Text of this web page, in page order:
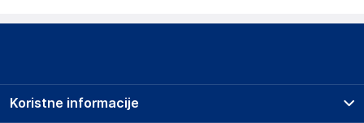
Podatki o proizvajalcu
3mk
Koristne informacije